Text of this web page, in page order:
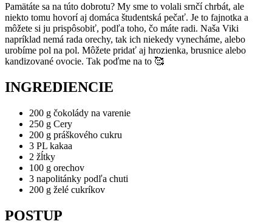
Pamätáte sa na túto dobrotu? My sme to volali srnčí chrbát, ale
niekto tomu hovorí aj domáca študentská pečať. Je to fajnotka a
môžete si ju prispôsobiť, podľa toho, čo máte radi. Naša Viki
napríklad nemá rada orechy, tak ich niekedy vynecháme, alebo
urobíme pol na pol. Môžete pridať aj hrozienka, brusnice alebo
kandizované ovocie. Tak poďme na to 🥰
INGREDIENCIE
200 g čokolády na varenie
250 g Cery
200 g práškového cukru
3 PL kakaa
2 žĺtky
100 g orechov
3 napolitánky podľa chuti
200 g želé cukríkov
POSTUP